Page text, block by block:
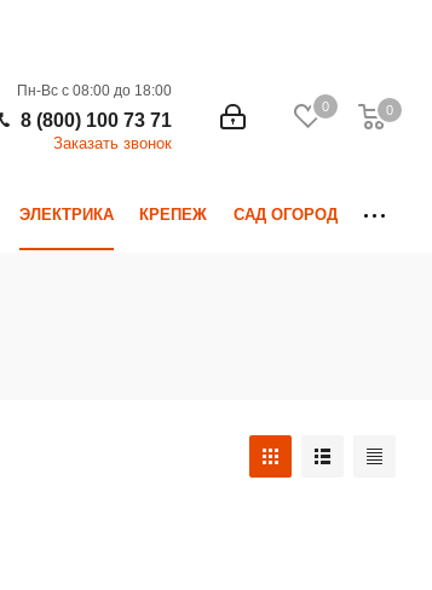
0 0
0
Пн-Вс с 08:00 до 18:00
8 (800) 100 73 71
Заказать звонок
ЭЛЕКТРИКА КРЕПЕЖ САД ОГОРОД